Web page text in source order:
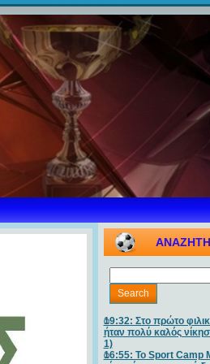
19:32: Στο πρώτο
ήταν πολύ καλός
1)
16:55: Το Sport Camp